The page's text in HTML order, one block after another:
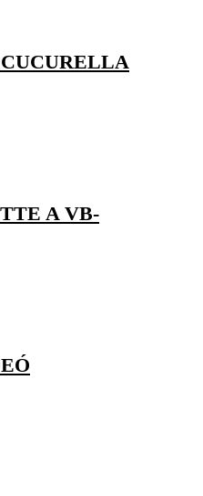
A VB-